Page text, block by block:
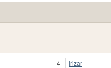
4
Irizar